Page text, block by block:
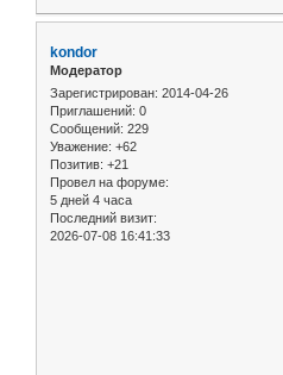
kondor
Модератор
Зарегистрирован: 2014-04-26
Приглашений: 0
Сообщений: 229
Уважение: +62
Позитив: +21
Провел на форуме:
5 дней 4 часа
Последний визит:
2026-07-08 16:41:33